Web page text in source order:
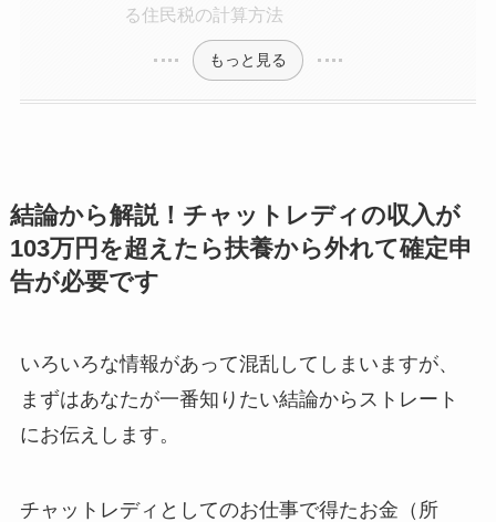
る住民税の計算方法
もっと見る
結論から解説！チャットレディの収入が
103万円を超えたら扶養から外れて確定申
告が必要です
いろいろな情報があって混乱してしまいますが、
まずはあなたが一番知りたい結論からストレート
にお伝えします。
チャットレディとしてのお仕事で得たお金（所